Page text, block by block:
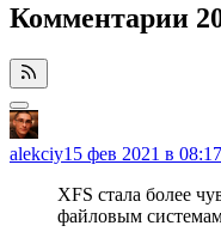
Комментарии
alekciy15 фев 2021 в 08:17
XFS стала более
файловым